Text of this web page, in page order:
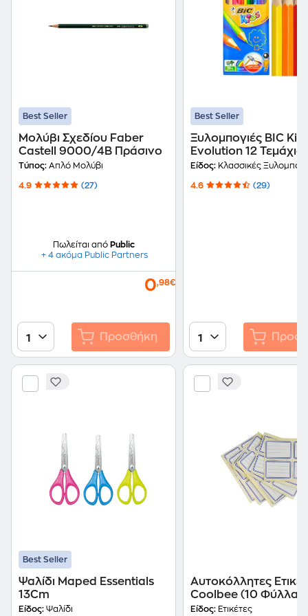
Best Seller
Μολύβι Σχεδίου Faber
Castell 9000/4B Πράσινο
Τύπος: Απλό Μολύβι
4.9 (27)
Πωλείται από Public
+ 4 ακόμα Public Partners
0,98€
1 Προσθήκη
Best Seller
Ξυλομπογιές BIC
Evolution 12 Τεμάχια
Είδος: Κλασσικές
4.6 (29)
1
Best Seller
Ψαλίδι Maped Essentials
13Cm
Είδος: Ψαλίδι
Αυτοκόλλητες
Coolbee (10 Φύλλα
Τεμάχια)
Είδος: Ετικέτες